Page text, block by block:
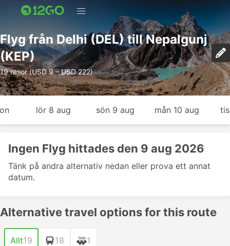
Flyg från Delhi (DEL) till Nepalgunj
(KEP)
19 resor (USD 9 – USD 222)
lör 8 aug sön 9 aug mån 10 aug
Ingen Flyg hittades den 9 aug 2026
Tänk på andra alternativ nedan eller prova ett annat
datum.
Alternative travel options for this route
Allt19 18 1